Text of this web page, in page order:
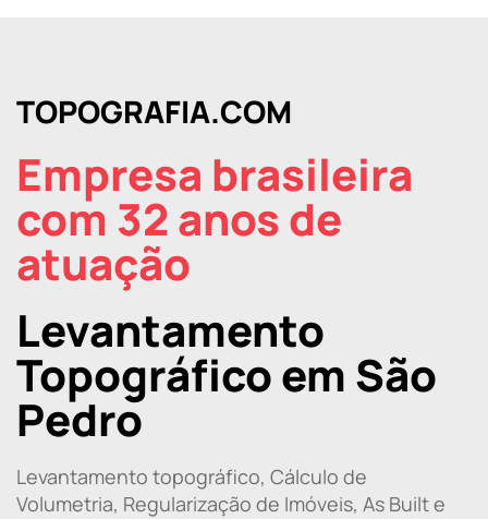
TOPOGRAFIA.COM
Empresa brasileira
com 32 anos de
atuação
Levantamento
Topográfico em São
Pedro
Levantamento topográfico, Cálculo de
Volumetria, Regularização de Imóveis, As Built e